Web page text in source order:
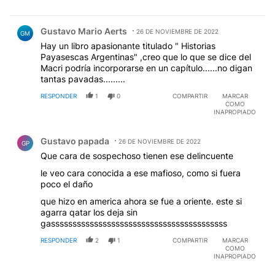
GM Gustavo Mario Aerts 26 DE NOVIEMBRE DE 2022
Hay un libro apasionante titulado " Historias
Payasescas Argentinas" ,creo que lo que se dice del
Macri podría incorporarse en un capítulo......no digan
tantas pavadas.........
RESPONDER 1 0 COMPARTIR
MARCAR
COMO
INAPROPIADO
GP Gustavo papada 26 DE NOVIEMBRE DE 2022
Que cara de sospechoso tienen ese delincuente
le veo cara conocida a ese mafioso, como si fuera
poco el daño
que hizo en america ahora se fue a oriente. este si
agarra qatar los deja sin
gasssssssssssssssssssssssssssssssssssssssss
RESPONDER 2 1 COMPARTIR
MARCAR
COMO
INAPROPIADO